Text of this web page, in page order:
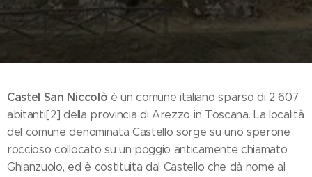
Castel San Niccolò è un comune italiano sparso di 2 607
abitanti[2] della provincia di Arezzo in Toscana. La località
del comune denominata Castello sorge su uno sperone
roccioso collocato su un poggio anticamente chiamato
Ghianzuolo, ed è costituita dal Castello che dà nome al